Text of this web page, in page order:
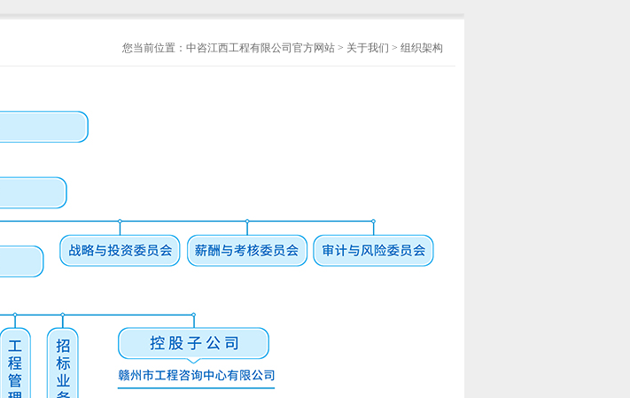
您当前位置： 中咨江西工程有限公司官方网站 > 关于我们 > 组织架构